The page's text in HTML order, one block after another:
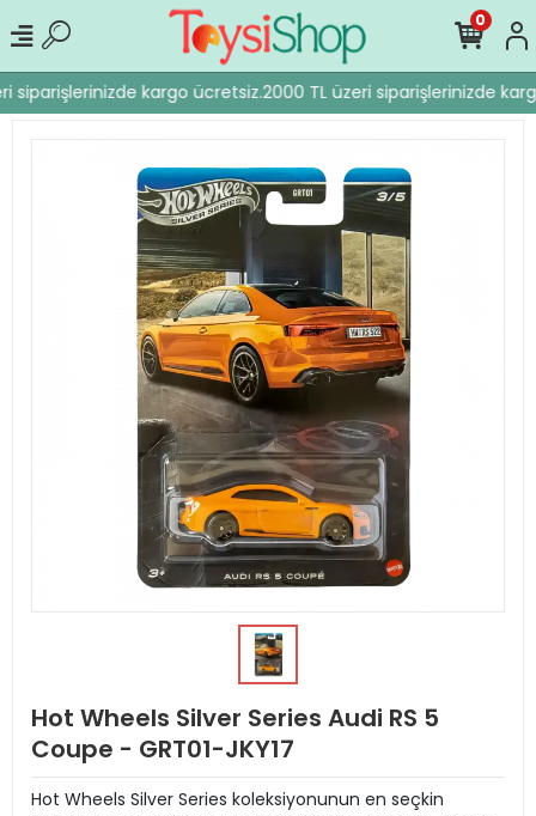
siparişlerinizde kargo ücretsiz.2000 TL üzeri siparişlerinizde
0
Hot Wheels Silver Series Audi RS 5
Coupe - GRT01-JKY17
Hot Wheels Silver Series koleksiyonunun en seçkin